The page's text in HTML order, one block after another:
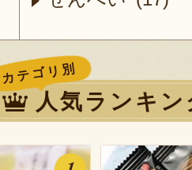
カテゴリ別
人気ランキン